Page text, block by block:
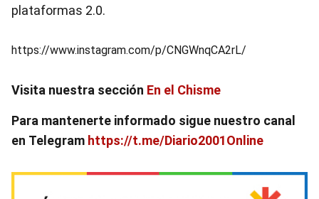
plataformas 2.0.
https://www.instagram.com/p/CNGWnqCA2rL/
Visita nuestra sección En el Chisme
Para mantenerte informado sigue nuestro canal
en Telegram https://t.me/Diario2001Online